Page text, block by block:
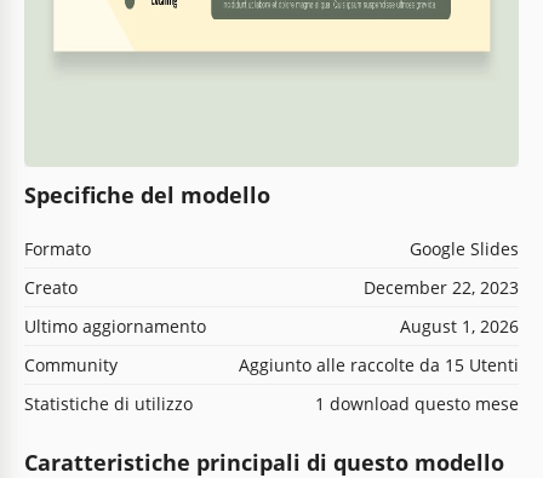
Specifiche del modello
Formato
Google Slides
Creato
December 22, 2023
Ultimo aggiornamento
August 1, 2026
Community
Aggiunto alle raccolte da 15 Utenti
Statistiche di utilizzo
1 download questo mese
Caratteristiche principali di questo modello